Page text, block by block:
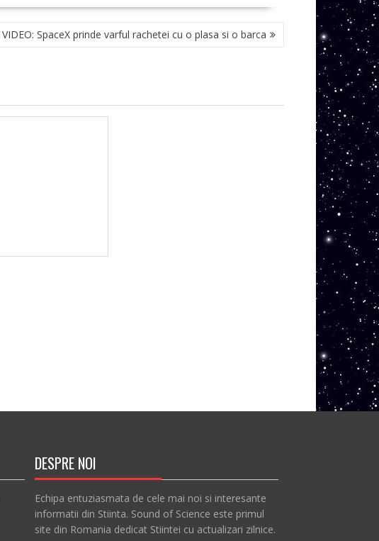
VIDEO: SpaceX prinde varful rachetei cu o plasa si o barca
DESPRE NOI
Echipa entuziasmata de cele mai noi si interesante
informatii din Stiinta. Sound of Science este primul
site din Romania dedicat Stiintei cu actualizari zilnice.